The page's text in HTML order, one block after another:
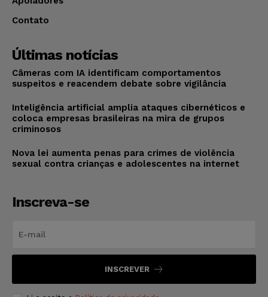
Contato
Últimas notícias
Câmeras com IA identificam comportamentos
suspeitos e reacendem debate sobre vigilância
Inteligência artificial amplia ataques cibernéticos e
coloca empresas brasileiras na mira de grupos
criminosos
Nova lei aumenta penas para crimes de violência
sexual contra crianças e adolescentes na internet
Inscreva-se
INSCREVER